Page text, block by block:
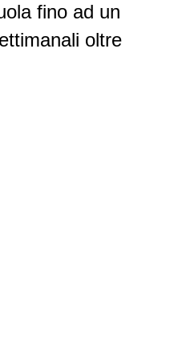
fino ad un
oltre